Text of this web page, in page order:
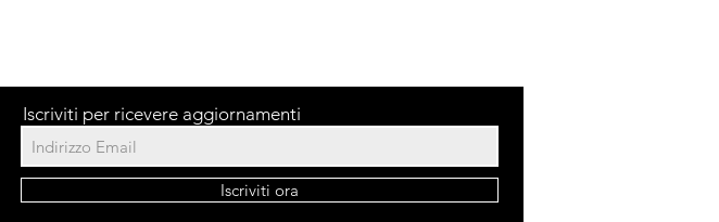
Iscriviti per ricevere aggiornamenti
Iscriviti ora